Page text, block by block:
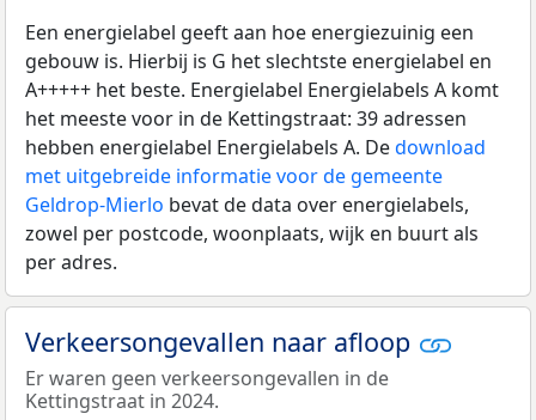
Een energielabel geeft aan hoe energiezuinig een
gebouw is. Hierbij is G het slechtste energielabel en
A+++++ het beste. Energielabel Energielabels A komt
het meeste voor in de Kettingstraat: 39 adressen
hebben energielabel Energielabels A. Dedownload
met uitgebreide informatie voor de gemeente
Geldrop-Mierlo bevat de data over energielabels,
zowel per postcode, woonplaats, wijk en buurt als
per adres.
Verkeersongevallen naar afloop
Er waren geen verkeersongevallen in de
Kettingstraat in 2024.